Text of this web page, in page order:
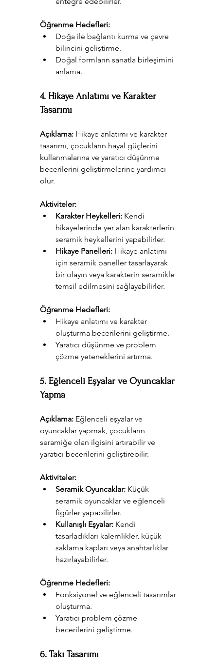
Öğrenme Hedefleri:
Doğa ile bağlantı kurma ve çevre
bilincini geliştirme.
Doğal formların sanatla birleşimini
anlama.
4. Hikaye Anlatımı ve Karakter
Tasarımı
Açıklama: Hikaye anlatımı ve karakter
tasarımı, çocukların hayal güçlerini
kullanmalarına ve yaratıcı düşünme
becerilerini geliştirmelerine yardımcı
olur.
Aktiviteler:
Karakter Heykelleri: Kendi
hikayelerinde yer alan karakterlerin
seramik heykellerini yapabilirler.
Hikaye Panelleri: Hikaye anlatımı
için seramik paneller tasarlayarak
bir olayın veya karakterin seramikle
temsil edilmesini sağlayabilirler.
Öğrenme Hedefleri:
Hikaye anlatımı ve karakter
oluşturma becerilerini geliştirme.
Yaratıcı düşünme ve problem
çözme yeteneklerini artırma.
5. Eğlenceli Eşyalar ve Oyuncaklar
Yapma
Açıklama: Eğlenceli eşyalar ve
oyuncaklar yapmak, çocukların
seramiğe olan ilgisini artırabilir ve
yaratıcı becerilerini geliştirebilir.
Aktiviteler:
Seramik Oyuncaklar: Küçük
seramik oyuncaklar ve eğlenceli
figürler yapabilirler.
Kullanışlı Eşyalar: Kendi
tasarladıkları kalemlikler, küçük
saklama kapları veya anahtarlıklar
hazırlayabilirler.
Öğrenme Hedefleri:
Fonksiyonel ve eğlenceli tasarımlar
oluşturma.
Yaratıcı problem çözme
becerilerini geliştirme.
6. Takı Tasarımı